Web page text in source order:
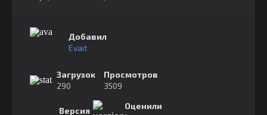
Добавил
Evait
Загрузок
290
Просмотров
3509
Версия
Оценили